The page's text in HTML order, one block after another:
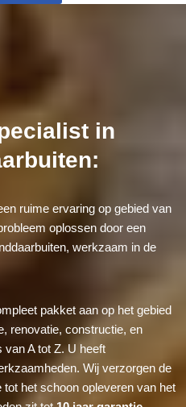
in
ruime ervaring op gebied van
oplossen door een
werkzaam in de
pakket aan op het gebied
renovatie, constructie, en
A tot Z. U heeft
Wij verzorgen de
het schoon opleveren van het